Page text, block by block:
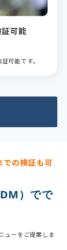
可能
可能です。
の検証も可
）でで
ューをご提案しま